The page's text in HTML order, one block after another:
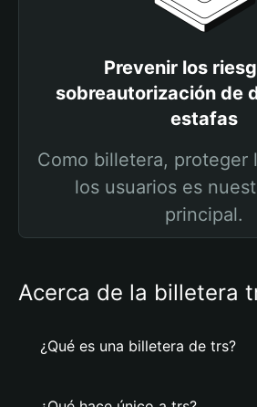
Prevenir los
sobreautorización de
estafas
Como billetera, proteger
los usuarios es
principal.
Acerca de la billetera
¿Qué es una billetera de trs?